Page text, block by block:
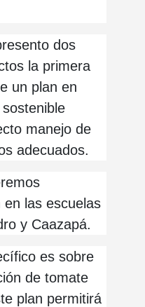
dos
la primera
un plan en
manejo de
adecuados.
las escuelas
y Caazapá.
es sobre
de tomate
plan permitirá